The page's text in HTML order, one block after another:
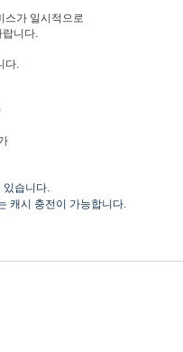
스가 일시적으로
랍니다.
다.
있습니다.
캐시 충전이 가능합니다.